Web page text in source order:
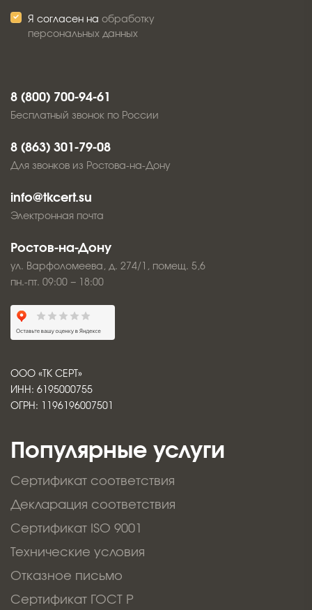
Я согласен на обработку
персональных данных
Популярные услуги
Сертификат соответствия
Декларация соответствия
Сертификат ISO 9001
Технические условия
Отказное письмо
Сертификат ГОСТ Р
8 (800) 700-94-61
Бесплатный звонок по России
8 (863) 301-79-08
Для звонков из Ростова-на-Дону
info@tkcert.su
Электронная почта
Ростов-на-Дону
ул. Варфоломеева, д. 274/1, помещ. 5,6
пн.-пт. 09:00 − 18:00
ООО «ТК СЕРТ»
ИНН: 6195000755
ОГРН: 1196196007501